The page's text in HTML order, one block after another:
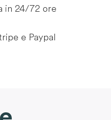
in 24/72 ore
e Paypal